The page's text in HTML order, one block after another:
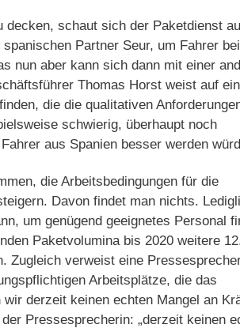
decken, schaut sich der Paketdienst
Partner Seur, um Fahrer
nun aber kann sich dann mit einer
Thomas Horst weist auf
die die qualitativen
schwierig, überhaupt noch
aus Spanien besser werden
die Arbeitsbedingungen für die
Davon findet man nichts.
um genügend geeignetes Personal
Paketvolumina bis 2020 weitere
Zugleich verweist eine
Arbeitsplätze, die das
derzeit keinen echten Mangel an
Pressesprecherin: „derzeit keinen